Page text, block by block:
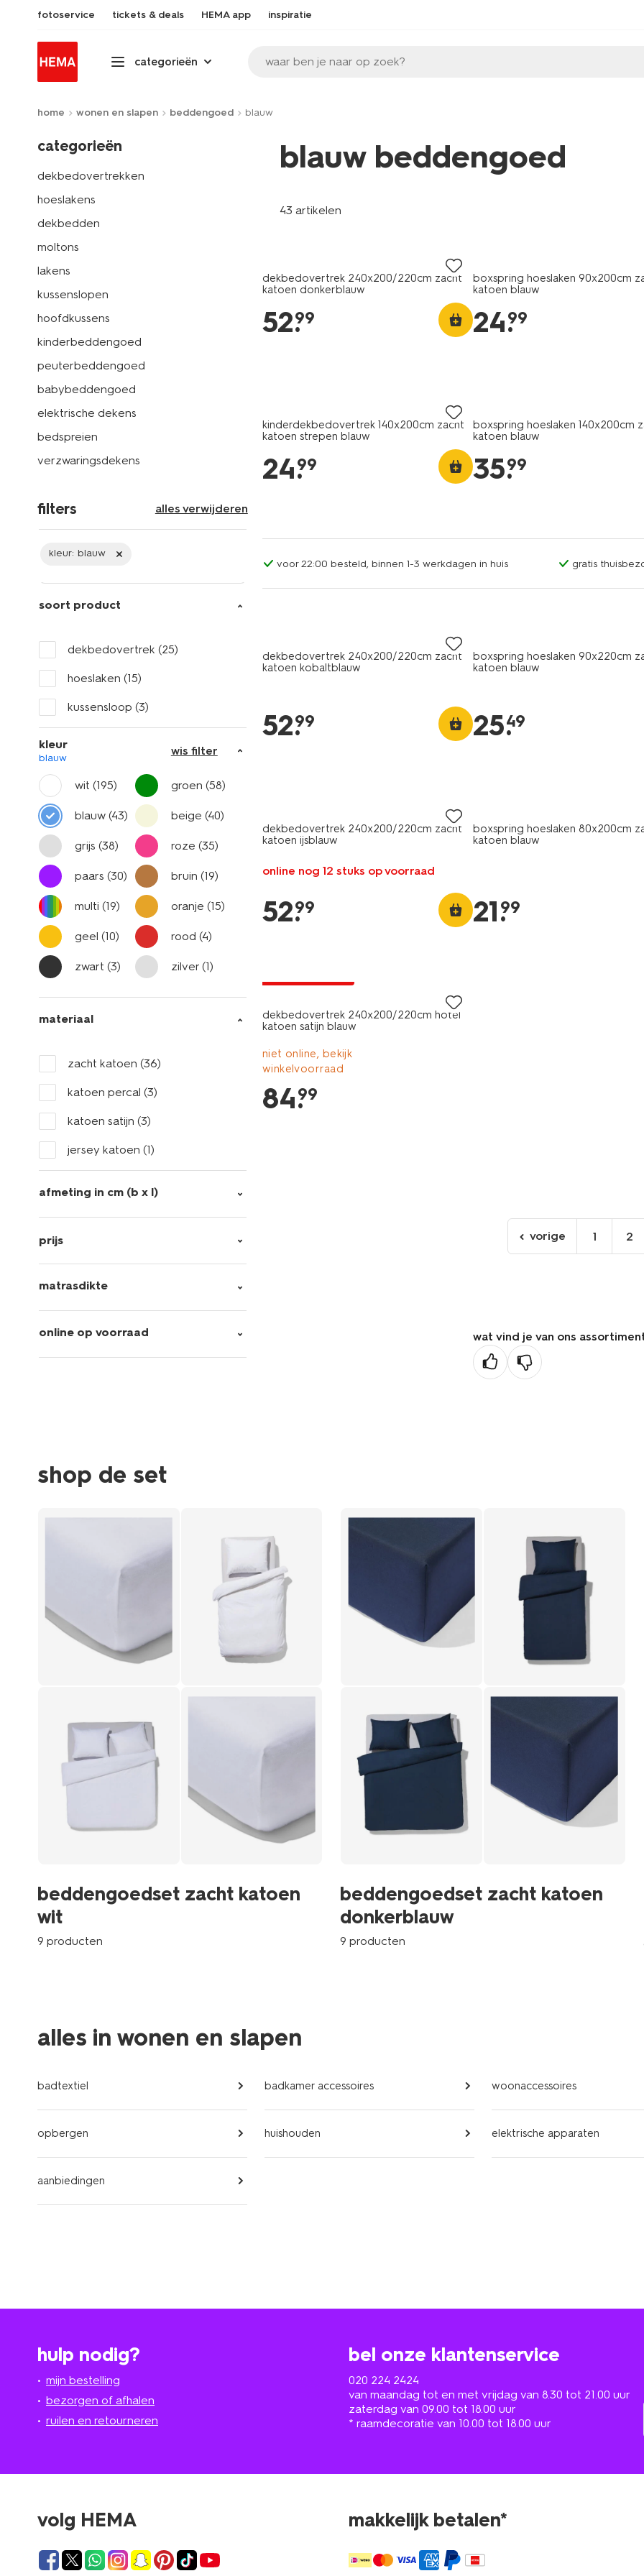
fotoservice tickets & deals HEMA app inspiratie
categorieën waar ben je naar op zoek?
home wonen en slapen beddengoed blauw
categorieën
dekbedovertrekken
hoeslakens
dekbedden
moltons
lakens
kussenslopen
hoofdkussens
kinderbeddengoed
peuterbeddengoed
babybeddengoed
elektrische dekens
bedspreien
verzwaringsdekens
filters alles verwijderen
kleur: blauw
soort product
dekbedovertrek (25)
hoeslaken (15)
kussensloop (3)
kleur
blauw
wis filter
wit (195) groen(58)
blauw (43) beige(40)
grijs (38) roze(35)
paars (30) bruin(19)
multi (19) oranje(15)
geel (10) rood(4)
zwart (3) zilver(1)
materiaal
zacht katoen (36)
katoen percal (3)
katoen satijn (3)
jersey katoen (1)
afmeting in cm (b x l)
prijs
matrasdikte
online op voorraad
blauw beddengoed
43 artikelen
dekbedovertrek 240x200/220cm zacht
katoen donkerblauw
52.
99
boxspring hoeslaken 90x200cm
katoen blauw
24.
99
kinderdekbedovertrek 140x200cm zacht
katoen strepen blauw
24.
99
boxspring hoeslaken 140x200cm
katoen blauw
35.
99
voor 22:00 besteld, binnen 1-3 werkdagen in huis gratis
dekbedovertrek 240x200/220cm zacht
katoen kobaltblauw
52.
99
boxspring hoeslaken 90x220cm
katoen blauw
25.
49
dekbedovertrek 240x200/220cm zacht
katoen ijsblauw
online nog 12 stuks op voorraad
52.
99
boxspring hoeslaken 80x200cm
katoen blauw
21.
99
dekbedovertrek 240x200/220cm hotel
katoen satijn blauw
niet online, bekijk
winkelvoorraad
84.
99
ga
naar
vorige 1 2
wat vind je van ons
shop de set
beddengoedset zacht katoen
wit
9 producten
beddengoedset zacht katoen
donkerblauw
9 producten
alles in wonen en slapen
badtextiel badkamer accessoires woonaccessoires
opbergen huishouden elektrische apparaten
aanbiedingen
hulp nodig?
mijn bestelling
bezorgen of afhalen
ruilen en retourneren
bel onze klantenservice
020 224 2424
van maandag tot en met vrijdag van 8.30 tot 21.00 uur
zaterdag van 09.00 tot 18.00 uur
* raamdecoratie van 10.00 tot 18.00 uur
volg HEMA makkelijk betalen*